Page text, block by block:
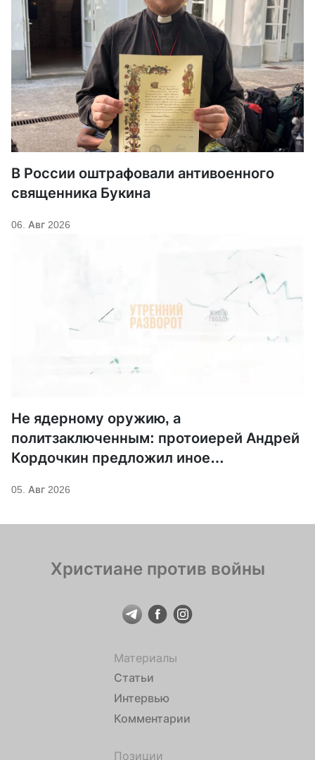
В России оштрафовали антивоенного
священника Букина
06. Авг 2026
Не ядерному оружию, а
политзаключенным: протоиерей Андрей
Кордочкин предложил иное
Саровского
05. Авг 2026
Христиане против войны
Материалы
Статьи
Интервью
Комментарии
Позиции